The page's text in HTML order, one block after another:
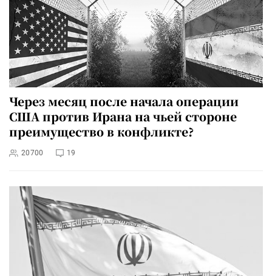
Через месяц после начала операции
США против Ирана на чьей стороне
преимущество в конфликте?
20700 19